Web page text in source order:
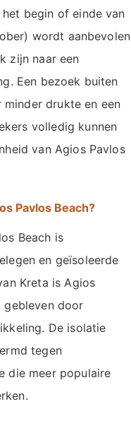
begin of einde van
wordt aanbevolen
zijn naar een
Een bezoek buiten
drukte en een
volledig kunnen
van Agios Pavlos
Pavlos Beach?
Beach is
en geïsoleerde
Kreta is Agios
gebleven door
De isolatie
tegen
die meer populaire